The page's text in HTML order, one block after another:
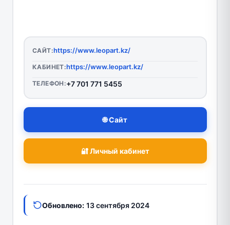
САЙТ:https://www.leopart.kz/
КАБИНЕТ:https://www.leopart.kz/
ТЕЛЕФОН:+7 701 771 5455
🌐 Сайт
🔐 Личный кабинет
Обновлено: 13 сентября 2024